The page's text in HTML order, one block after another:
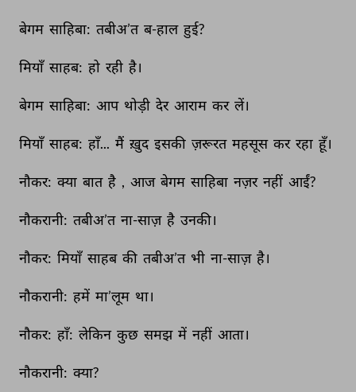
बेगम साहिबा: तबीअ’त ब-हाल हुई?
मियाँ साहब: हो रही है।
बेगम साहिबा: आप थोड़ी देर आराम कर लें।
मियाँ साहब: हाँ... मैं ख़ुद इसकी ज़रूरत महसूस कर रहा हूँ।
नौकर: क्या बात है , आज बेगम साहिबा नज़र नहीं आईं?
नौकरानी: तबीअ’त ना-साज़ है उनकी।
नौकर: मियाँ साहब की तबीअ’त भी ना-साज़ है।
नौकरानी: हमें मा’लूम था।
नौकर: हाँ: लेकिन कुछ समझ में नहीं आता।
नौकरानी: क्या?